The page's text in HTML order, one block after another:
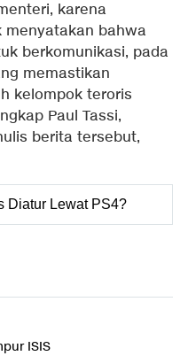
karena
menyatakan bahwa
berkomunikasi, pada
memastikan
kelompok teroris
Paul Tassi,
berita tersebut,
Diatur Lewat PS4?
ISIS